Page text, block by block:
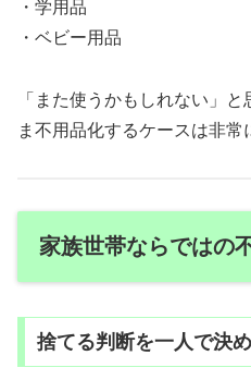
・学用品
・ベビー用品
「また使うかもしれない」
ま不用品化するケースは非常
家族世帯ならではの
捨てる判断を一人で決